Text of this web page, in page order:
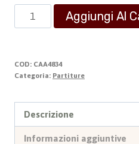
Inno
Sinodale
Guida
il
popolo
quantità
Aggiungi Al
COD: CAA4834
Categoria: Partiture
Descrizione
Informazioni aggiuntive